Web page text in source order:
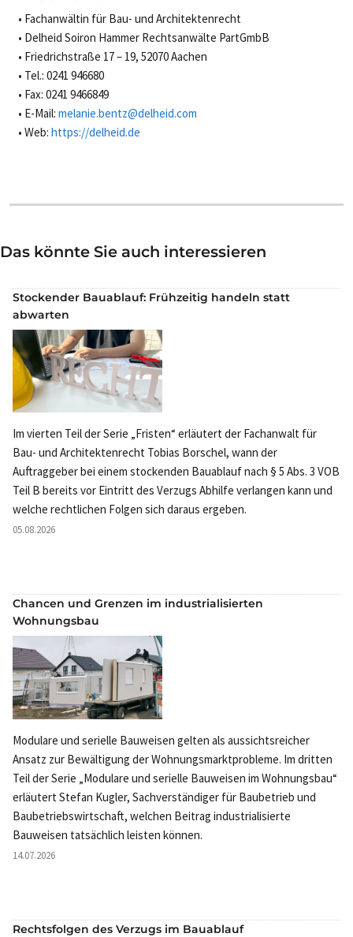
Fachanwältin für Bau- und Architektenrecht
Delheid Soiron Hammer Rechtsanwälte PartGmbB
Friedrichstraße 17 – 19, 52070 Aachen
Tel.: 0241 946680
Fax: 0241 9466849
E-Mail: melanie.bentz@delheid.com
Web: https://delheid.de
Das könnte Sie auch interessieren
Stockender Bauablauf: Frühzeitig handeln statt
abwarten
Im vierten Teil der Serie „Fristen“ erläutert der Fachanwalt für
Bau- und Architektenrecht Tobias Borschel, wann der
Auftraggeber bei einem stockenden Bauablauf nach § 5 Abs. 3 VOB
Teil B bereits vor Eintritt des Verzugs Abhilfe verlangen kann und
welche rechtlichen Folgen sich daraus ergeben.
05.08.2026
Chancen und Grenzen im industrialisierten
Wohnungsbau
Modulare und serielle Bauweisen gelten als aussichtsreicher
Ansatz zur Bewältigung der Wohnungsmarktprobleme. Im dritten
Teil der Serie „Modulare und serielle Bauweisen im Wohnungsbau“
erläutert Stefan Kugler, Sachverständiger für Baubetrieb und
Baubetriebswirtschaft, welchen Beitrag industrialisierte
Bauweisen tatsächlich leisten können.
14.07.2026
Rechtsfolgen des Verzugs im Bauablauf